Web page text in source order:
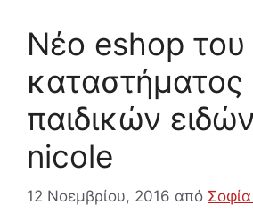
Νέο eshop του
καταστήματος
παιδικών
nicole
12 Νοεμβρίου, 2016 από